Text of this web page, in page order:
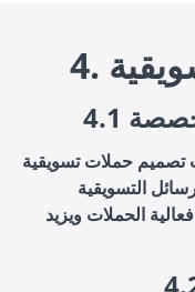
تصميم حملات تسويقية
التسويقية
الحملات ويزيد